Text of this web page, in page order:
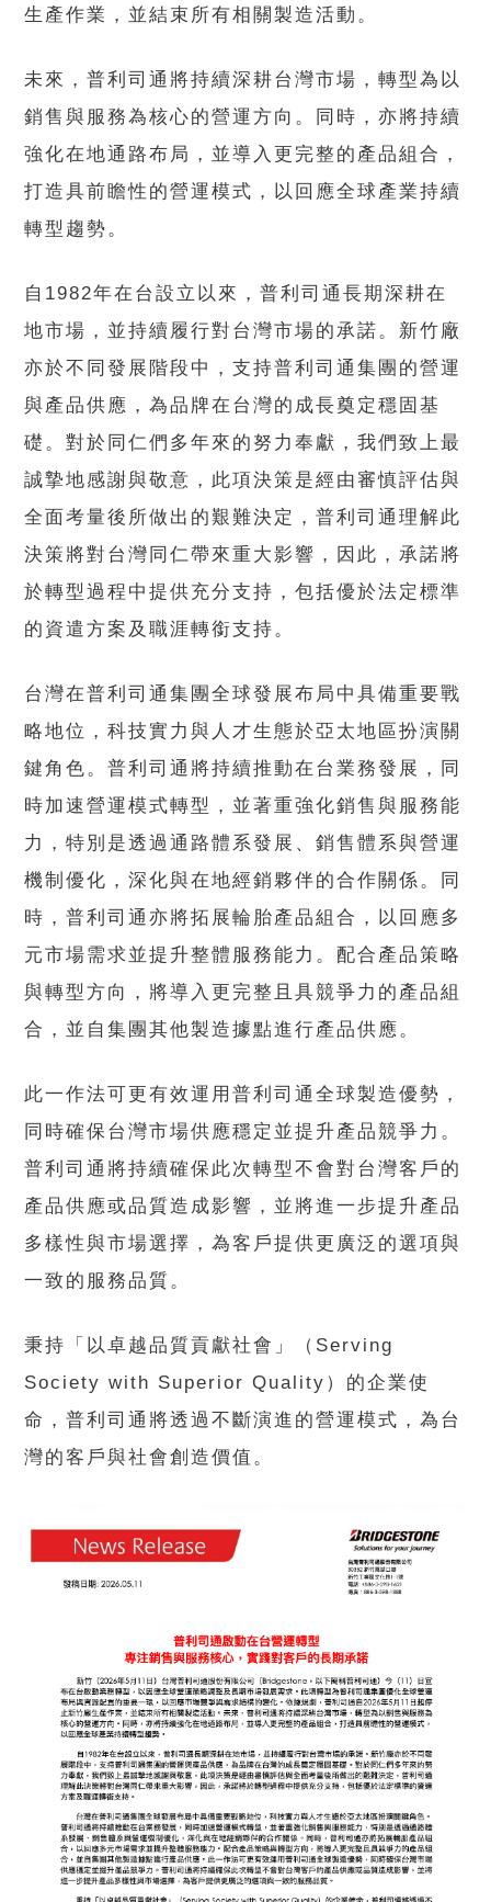
生產作業，並結束所有相關製造活動。
未來，普利司通將持續深耕台灣市場，轉型為以
銷售與服務為核心的營運方向。同時，亦將持續
強化在地通路布局，並導入更完整的產品組合，
打造具前瞻性的營運模式，以回應全球產業持續
轉型趨勢。
自1982年在台設立以來，普利司通長期深耕在
地市場，並持續履行對台灣市場的承諾。新竹廠
亦於不同發展階段中，支持普利司通集團的營運
與產品供應，為品牌在台灣的成長奠定穩固基
礎。對於同仁們多年來的努力奉獻，我們致上最
誠摯地感謝與敬意，此項決策是經由審慎評估與
全面考量後所做出的艱難決定，普利司通理解此
決策將對台灣同仁帶來重大影響，因此，承諾將
於轉型過程中提供充分支持，包括優於法定標準
的資遣方案及職涯轉銜支持。
台灣在普利司通集團全球發展布局中具備重要戰
略地位，科技實力與人才生態於亞太地區扮演關
鍵角色。普利司通將持續推動在台業務發展，同
時加速營運模式轉型，並著重強化銷售與服務能
力，特別是透過通路體系發展、銷售體系與營運
機制優化，深化與在地經銷夥伴的合作關係。同
時，普利司通亦將拓展輪胎產品組合，以回應多
元市場需求並提升整體服務能力。配合產品策略
與轉型方向，將導入更完整且具競爭力的產品組
合，並自集團其他製造據點進行產品供應。
此一作法可更有效運用普利司通全球製造優勢，
同時確保台灣市場供應穩定並提升產品競爭力。
普利司通將持續確保此次轉型不會對台灣客戶的
產品供應或品質造成影響，並將進一步提升產品
多樣性與市場選擇，為客戶提供更廣泛的選項與
一致的服務品質。
秉持「以卓越品質貢獻社會」（Serving
Society with Superior Quality）的企業使
命，普利司通將透過不斷演進的營運模式，為台
灣的客戶與社會創造價值。